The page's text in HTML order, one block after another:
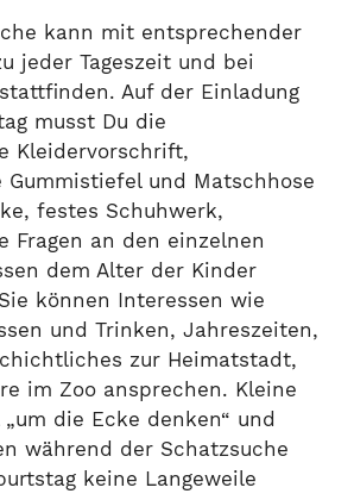
kann mit entsprechender
jeder Tageszeit und bei
Auf der Einladung
musst Du die
Kleidervorschrift,
Gummistiefel und Matschhose
festes Schuhwerk,
Fragen an den einzelnen
dem Alter der Kinder
können Interessen wie
und Trinken, Jahreszeiten,
zur Heimatstadt,
im Zoo ansprechen. Kleine
die Ecke denken“ und
während der Schatzsuche
keine Langeweile